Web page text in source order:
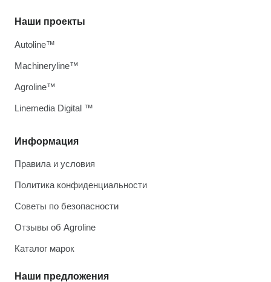
Информация
Правила и условия
Политика конфиденциальности
Советы по безопасности
Отзывы об Agroline
Каталог марок
Наши предложения
Наши проекты
Autoline™
Machineryline™
Agroline™
Linemedia Digital ™